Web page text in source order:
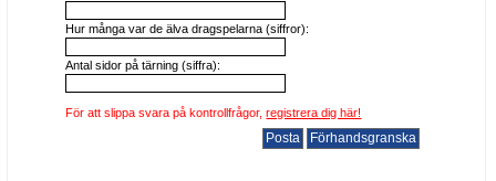
Hur många var de älva dragspelarna (siffror):
Antal sidor på tärning (siffra):
För att slippa svara på kontrollfrågor,registrera dig här!